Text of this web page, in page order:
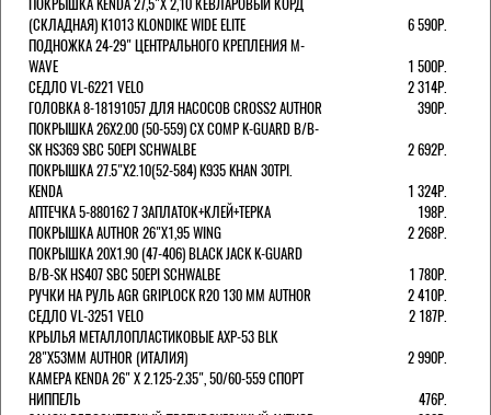
(СКЛАДНАЯ) K1013 KLONDIKE WIDE ELITE
6 590Р.
ПОДНОЖКА 24-29" ЦЕНТРАЛЬНОГО КРЕПЛЕНИЯ M-
WAVE
1 500Р.
СЕДЛО VL-6221 VELO
2 314Р.
ГОЛОВКА 8-18191057 ДЛЯ НАСОСОВ CROSS2 AUTHOR
390Р.
ПОКРЫШКА 26X2.00 (50-559) CX COMP K-GUARD B/B-
SK HS369 SBC 50EPI SCHWALBE
2 692Р.
ПОКРЫШКА 27.5"Х2.10(52-584) K935 KHAN 30TPI.
KENDA
1 324Р.
АПТЕЧКА 5-880162 7 ЗАПЛАТОК+КЛЕЙ+ТЕРКА
198Р.
ПОКРЫШКА AUTHOR 26"Х1,95 WING
2 268Р.
ПОКРЫШКА 20X1.90 (47-406) BLACK JACK K-GUARD
B/B-SK HS407 SBC 50EPI SCHWALBE
1 780Р.
РУЧКИ НА РУЛЬ AGR GRIPLOCK R20 130 ММ AUTHOR
2 410Р.
СЕДЛО VL-3251 VELO
2 187Р.
КРЫЛЬЯ МЕТАЛЛОПЛАСТИКОВЫЕ AXP-53 BLK
28"Х53ММ AUTHOR (ИТАЛИЯ)
2 990Р.
КАМЕРА KENDA 26" Х 2.125-2.35", 50/60-559 СПОРТ
НИППЕЛЬ
476Р.